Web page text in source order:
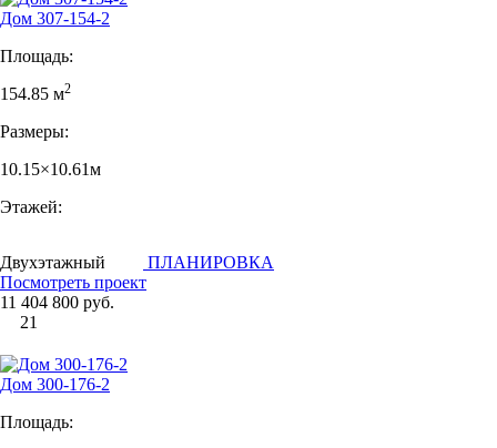
Дом 307-154-2
Площадь:
154.85 м2
Размеры:
10.15×10.61м
Этажей:
Двухэтажный
ПЛАНИРОВКА
Посмотреть проект
11 404 800 руб.
21
Дом 300-176-2
Площадь: